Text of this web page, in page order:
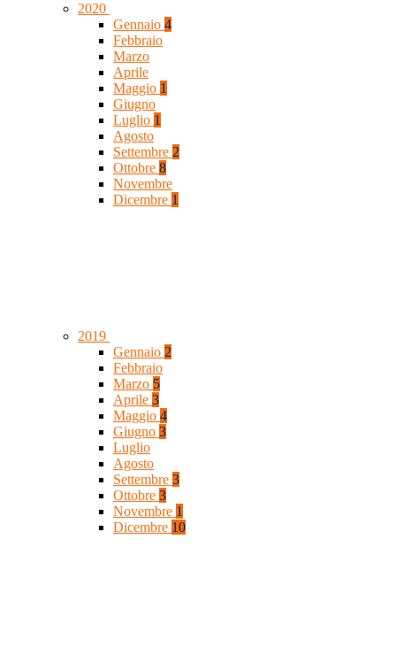
2020
Gennaio 4
Febbraio
Marzo
Aprile
Maggio 1
Giugno
Luglio 1
Agosto
Settembre 2
Ottobre 8
Novembre
Dicembre 1
2019
Gennaio 2
Febbraio
Marzo 5
Aprile 3
Maggio 4
Giugno 3
Luglio
Agosto
Settembre 3
Ottobre 3
Novembre 1
Dicembre 10